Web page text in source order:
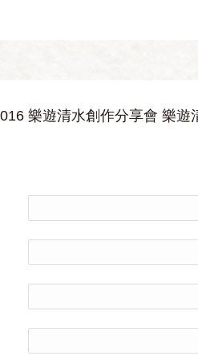
樂遊清水創作分享會 樂遊